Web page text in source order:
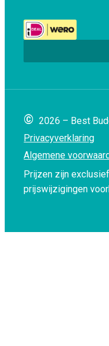
© 2026 – Best
Privacyverklaring
Algemene
Prijzen zijn exclusief
prijswijzigingen